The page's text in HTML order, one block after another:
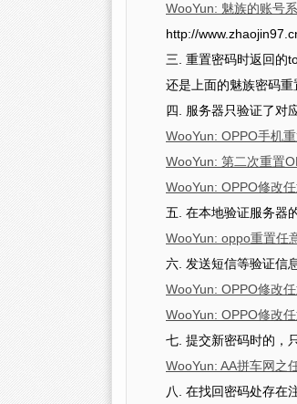
WooYun: 魅族的账号
http://
三. 重置密码时返回的
还是上面的魅族密码重
四. 服务器只验证了对
WooYun: OPPO手机
WooYun: 第二次重置
WooYun: OPPO修改
五. 在本地验证服务器
WooYun: oppo重置任
六. 发送短信等验证信
WooYun: OPPO修改
WooYun: OPPO修改
七. 提交新密码时的，
WooYun: AA拼车网之
八. 在找回密码处存在